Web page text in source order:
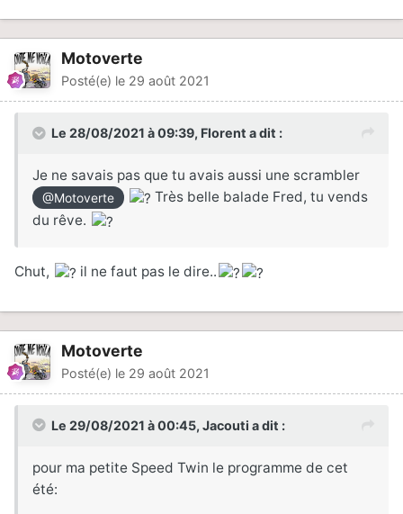
Motoverte
Posté(e) le 29 août 2021
Le 28/08/2021 à 09:39, Florent a dit :
Je ne savais pas que tu avais aussi une scrambler
@Motoverte
Très belle balade Fred, tu vends
du rêve.
Chut, il ne faut pas le dire..
Motoverte
Posté(e) le 29 août 2021
Le 29/08/2021 à 00:45, Jacouti a dit :
pour ma petite Speed Twin le programme de cet
été: